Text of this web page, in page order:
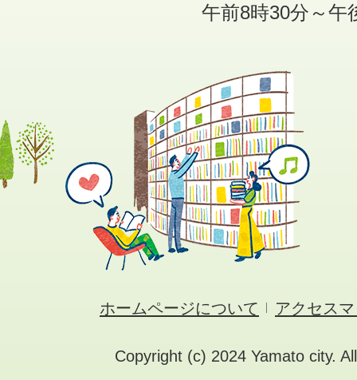
午前8時30分～午
ホームページについて アクセス
Copyright (c) 2024 Yamato city.